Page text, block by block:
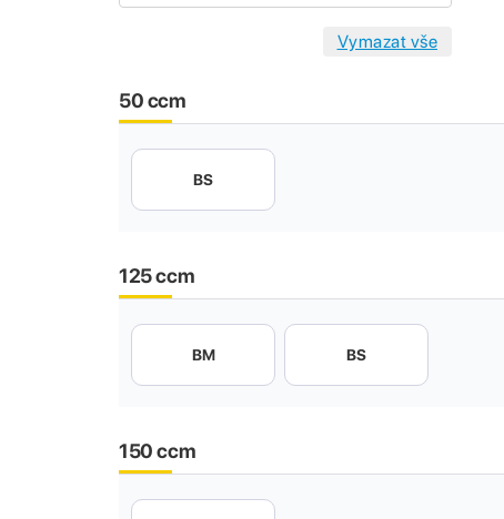
50 ccm
BS
125 ccm
BM BS
150 ccm